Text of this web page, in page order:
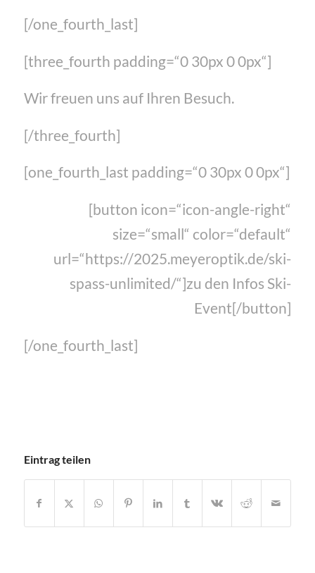
[/one_fourth_last]
[three_fourth padding=“0 30px 0 0px“]
Wir freuen uns auf Ihren Besuch.
[/three_fourth]
[one_fourth_last padding=“0 30px 0 0px“]
[button icon=“icon-angle-right“
size=“small“ color=“default“
url=“https://2025.meyeroptik.de/ski-
spass-unlimited/“]zu den Infos Ski-
Event[/button]
[/one_fourth_last]
Eintrag teilen